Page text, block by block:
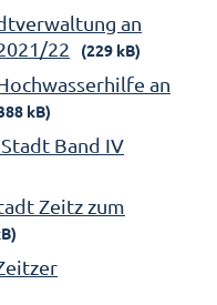
an
22
(229 kB)
an
kB)
Band IV
Zeitz zum